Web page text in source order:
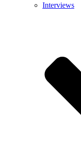
Interviews